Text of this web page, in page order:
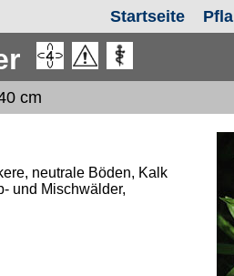
Startseite
cm
neutrale Böden, Kalk
und Mischwälder,